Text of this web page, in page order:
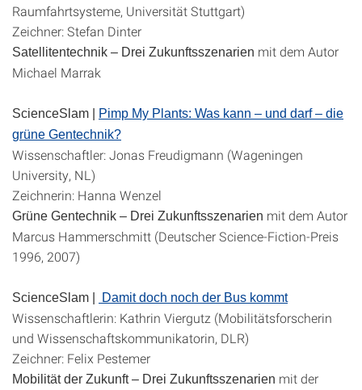
Raumfahrtsysteme, Universität Stuttgart)
Zeichner: Stefan Dinter
Satellitentechnik – Drei Zukunftsszenarien mit dem Autor
Michael Marrak
ScienceSlam |
Pimp My Plants: Was kann – und darf – die
grüne Gentechnik?
Wissenschaftler: Jonas Freudigmann (Wageningen
University, NL)
Zeichnerin: Hanna Wenzel
Grüne Gentechnik – Drei Zukunftsszenarien mit dem Autor
Marcus Hammerschmitt (Deutscher Science-Fiction-Preis
1996, 2007)
ScienceSlam | Damit doch noch der Bus kommt
Wissenschaftlerin: Kathrin Viergutz (Mobilitätsforscherin
und Wissenschaftskommunikatorin, DLR)
Zeichner: Felix Pestemer
Mobilität der Zukunft – Drei Zukunftsszenarien mit der